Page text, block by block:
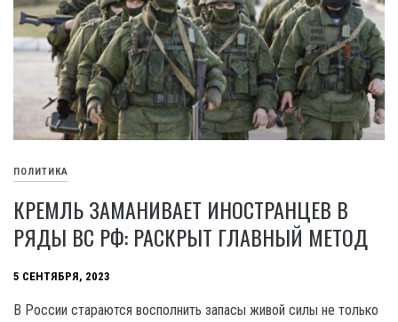
ПОЛИТИКА
КРЕМЛЬ ЗАМАНИВАЕТ ИНОСТРАНЦЕВ В
РЯДЫ ВС РФ: РАСКРЫТ ГЛАВНЫЙ МЕТОД
5 СЕНТЯБРЯ, 2023
В России стараются восполнить запасы живой силы не только